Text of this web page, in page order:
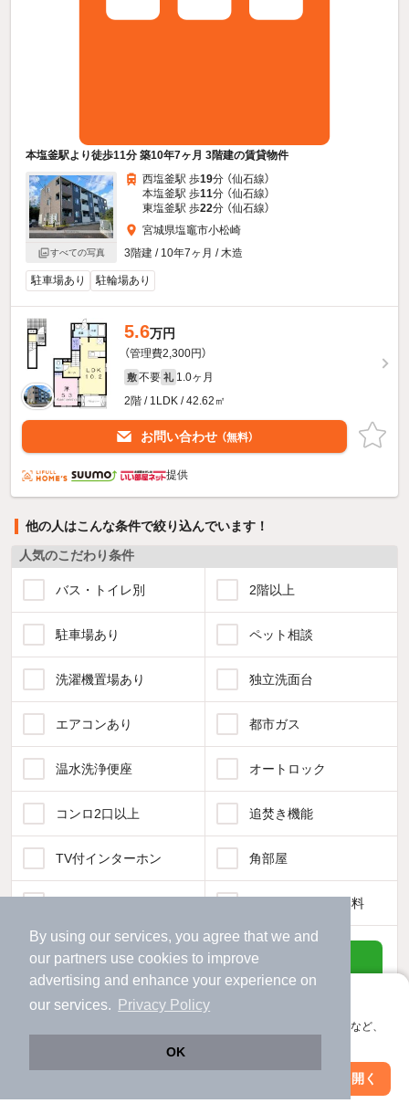
By using our services, you agree that we and
our partners use cookies to improve
advertising and enhance your experience on
our services.
Privacy Policy
OK
アプリに切り替えて、サクサクお部屋探し
会員登録なしですぐ使える。マップ検索やお気に入り保存など、
アプリを開く
本塩釜駅より徒歩11分 築10年7ヶ月 3階建の賃貸物件
すべての写真
西塩釜駅 歩19分 （仙石線）
本塩釜駅 歩11分 （仙石線）
東塩釜駅 歩22分 （仙石線）
宮城県塩竈市小松崎
3階建 / 10年7ヶ月 / 木造
駐車場あり 駐輪場あり
5.6万円
（管理費2,300円）
敷 不要 礼 1.0ヶ月
2階 / 1LDK / 42.62㎡
お問い合わせ （無料）
提供
他の人はこんな条件で絞り込んでいます！
人気のこだわり条件
バス・トイレ別 2階以上
駐車場あり ペット相談
洗濯機置場あり 独立洗面台
エアコンあり 都市ガス
温水洗浄便座 オートロック
コンロ2口以上 追焚き機能
TV付インターホン 角部屋
インターネット無料
該当件数:
155件
物件一覧に反映
絞り込み条件を変更